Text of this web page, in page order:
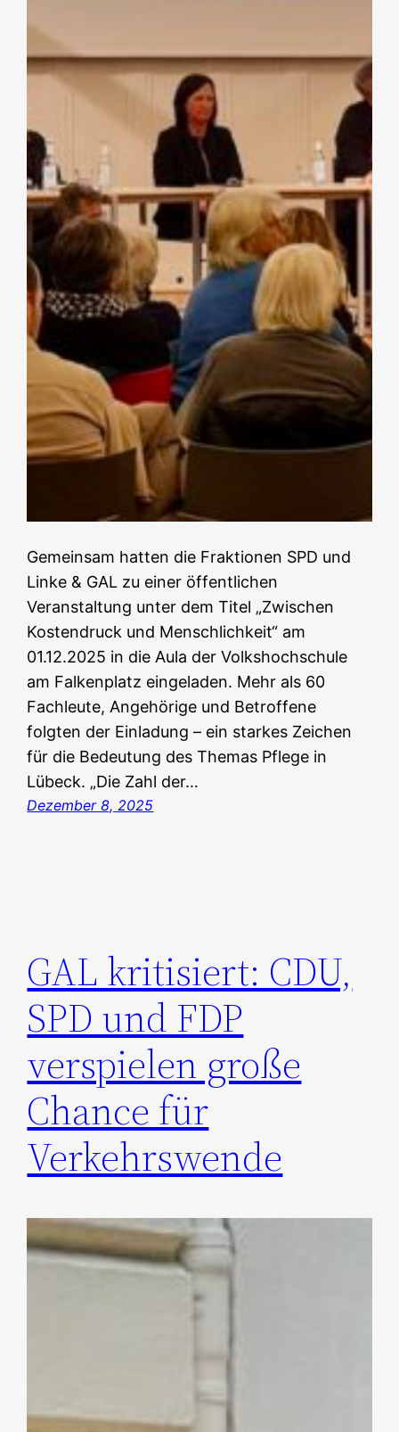
Gemeinsam hatten die Fraktionen SPD und
Linke & GAL zu einer öffentlichen
Veranstaltung unter dem Titel „Zwischen
Kostendruck und Menschlichkeit“ am
01.12.2025 in die Aula der Volkshochschule
am Falkenplatz eingeladen. Mehr als 60
Fachleute, Angehörige und Betroffene
folgten der Einladung – ein starkes Zeichen
für die Bedeutung des Themas Pflege in
Lübeck. „Die Zahl der…
Dezember 8, 2025
GAL kritisiert: CDU,
SPD und FDP
verspielen große
Chance für
Verkehrswende